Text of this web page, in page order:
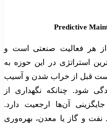
هر فعالیت صنعتی است و
استراتژی در این حوزه به
است قبل از خراب شدن و آسیب
شود. چنانکه نگهداری از
آن‌ها ارجعیت دارد.
و گاز یا معدن، بهره‌وری